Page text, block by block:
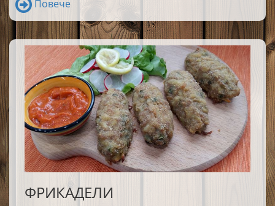
Повече
ФРИКАДЕЛИ